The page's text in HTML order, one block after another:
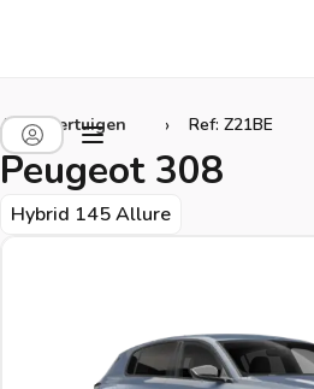
Alle voertuigen › Ref: Z21BE
Peugeot 308
Hybrid 145 Allure